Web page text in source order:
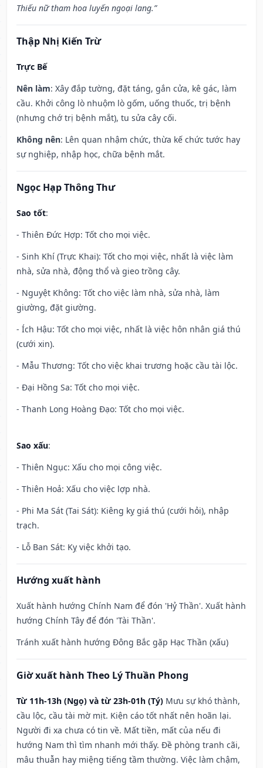
Thiếu nữ tham hoa luyến ngoại lang.”
Thập Nhị Kiến Trừ
Trực Bế
Nên làm: Xây đắp tường, đặt táng, gắn cửa, kê gác, làm
cầu. Khởi công lò nhuộm lò gốm, uống thuốc, trị bệnh
(nhưng chớ trị bệnh mắt), tu sửa cây cối.
Không nên: Lên quan nhậm chức, thừa kế chức tước hay
sự nghiệp, nhập học, chữa bệnh mắt.
Ngọc Hạp Thông Thư
Sao tốt:
- Thiên Đức Hợp: Tốt cho mọi việc.
- Sinh Khí (Trực Khai): Tốt cho mọi việc, nhất là việc làm
nhà, sửa nhà, động thổ và gieo trồng cây.
- Nguyệt Không: Tốt cho việc làm nhà, sửa nhà, làm
giường, đặt giường.
- Ích Hậu: Tốt cho mọi việc, nhất là việc hôn nhân giá thú
(cưới xin).
- Mẫu Thương: Tốt cho việc khai trương hoặc cầu tài lộc.
- Đại Hồng Sa: Tốt cho mọi việc.
- Thanh Long Hoàng Đạo: Tốt cho mọi việc.
Sao xấu:
- Thiên Ngục: Xấu cho mọi công việc.
- Thiên Hoả: Xấu cho việc lợp nhà.
- Phi Ma Sát (Tai Sát): Kiêng kỵ giá thú (cưới hỏi), nhập
trạch.
- Lỗ Ban Sát: Kỵ việc khởi tạo.
Hướng xuất hành
Xuất hành hướng Chính Nam để đón 'Hỷ Thần'. Xuất hành
hướng Chính Tây để đón 'Tài Thần'.
Tránh xuất hành hướng Đông Bắc gặp Hạc Thần (xấu)
Giờ xuất hành Theo Lý Thuần Phong
Từ 11h-13h (Ngọ) và từ 23h-01h (Tý) Mưu sự khó thành,
cầu lộc, cầu tài mờ mịt. Kiện cáo tốt nhất nên hoãn lại.
Người đi xa chưa có tin về. Mất tiền, mất của nếu đi
hướng Nam thì tìm nhanh mới thấy. Đề phòng tranh cãi,
mâu thuẫn hay miệng tiếng tầm thường. Việc làm chậm,